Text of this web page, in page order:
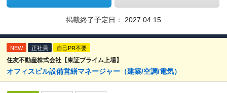
掲載終了予定日： 2027.04.15
NEW 正社員 自己PR不要
住友不動産株式会社【東証プライム上場】
オフィスビル設備営繕マネージャー（建築/空調/電気）